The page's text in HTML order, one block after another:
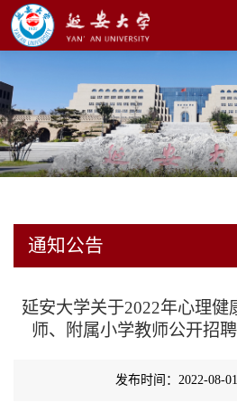
通知公告
延安大学关于2022年心理健
师、附属小学教师公开招
发布时间：2022-08-01